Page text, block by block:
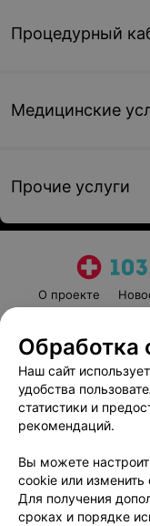
Процедурный
Медицинские
Прочие услуги
О проекте
Обработка
Наш сайт
удобства
статистики и
рекомендаций.
Вы можете
cookie или изменить
Для получения
сроках и порядке